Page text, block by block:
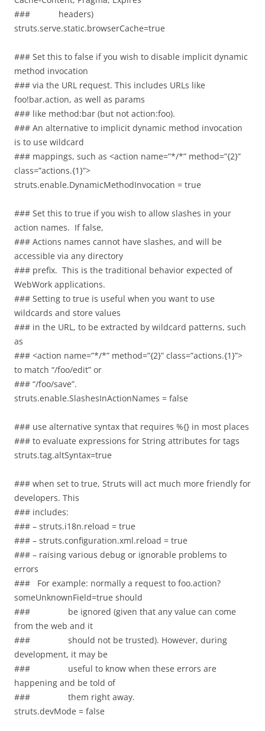
### headers)
struts.serve.static.browserCache=true
### Set this to false if you wish to disable implicit dynamic
method invocation
### via the URL request. This includes URLs like
foo!bar.action, as well as params
### like method:bar (but not action:foo).
### An alternative to implicit dynamic method invocation
is to use wildcard
### mappings, such as <action name=”*/*” method=”{2}”
class=”actions.{1}”>
struts.enable.DynamicMethodInvocation = true
### Set this to true if you wish to allow slashes in your
action names. If false,
### Actions names cannot have slashes, and will be
accessible via any directory
### prefix. This is the traditional behavior expected of
WebWork applications.
### Setting to true is useful when you want to use
wildcards and store values
### in the URL, to be extracted by wildcard patterns, such
as
### <action name=”*/*” method=”{2}” class=”actions.{1}”>
to match “/foo/edit” or
### “/foo/save”.
struts.enable.SlashesInActionNames = false
### use alternative syntax that requires %{} in most places
### to evaluate expressions for String attributes for tags
struts.tag.altSyntax=true
### when set to true, Struts will act much more friendly for
developers. This
### includes:
### – struts.i18n.reload = true
### – struts.configuration.xml.reload = true
### – raising various debug or ignorable problems to
errors
### For example: normally a request to foo.action?
someUnknownField=true should
### be ignored (given that any value can come
from the web and it
### should not be trusted). However, during
development, it may be
### useful to know when these errors are
happening and be told of
### them right away.
struts.devMode = false